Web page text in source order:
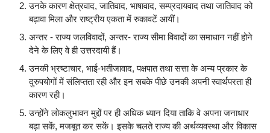
उनके कारण क्षेत्रवाद, जातिवाद, भाषावाद, सम्प्रदायवाद तथा जातिवाद को
बढ़ावा मिला और राष्ट्रीय एकता में रुकावटें आयीं।
अन्तर - राज्य जलविवादों, अन्तर- राज्य सीमा विवादों का समाधान नहीं होने
देने के लिए वे ही उत्तरदायी हैं।
उनकी भ्रष्टाचार, भाई-भतीजावाद, पक्षपात तथा सत्ता के अन्य प्रकार के
दुरुपयोगों में संलिप्तता रही और इन सबके पीछे उनकी अपनी स्वार्थपरता ही
कारण रही।
उन्होंने लोकलुभावन मुद्दों पर ही अधिक ध्यान दिया ताकि वे अपना जनाधार
बढ़ा सकें, मजबूत कर सकें। इसके चलते राज्य की अर्थव्यवस्था और विकास